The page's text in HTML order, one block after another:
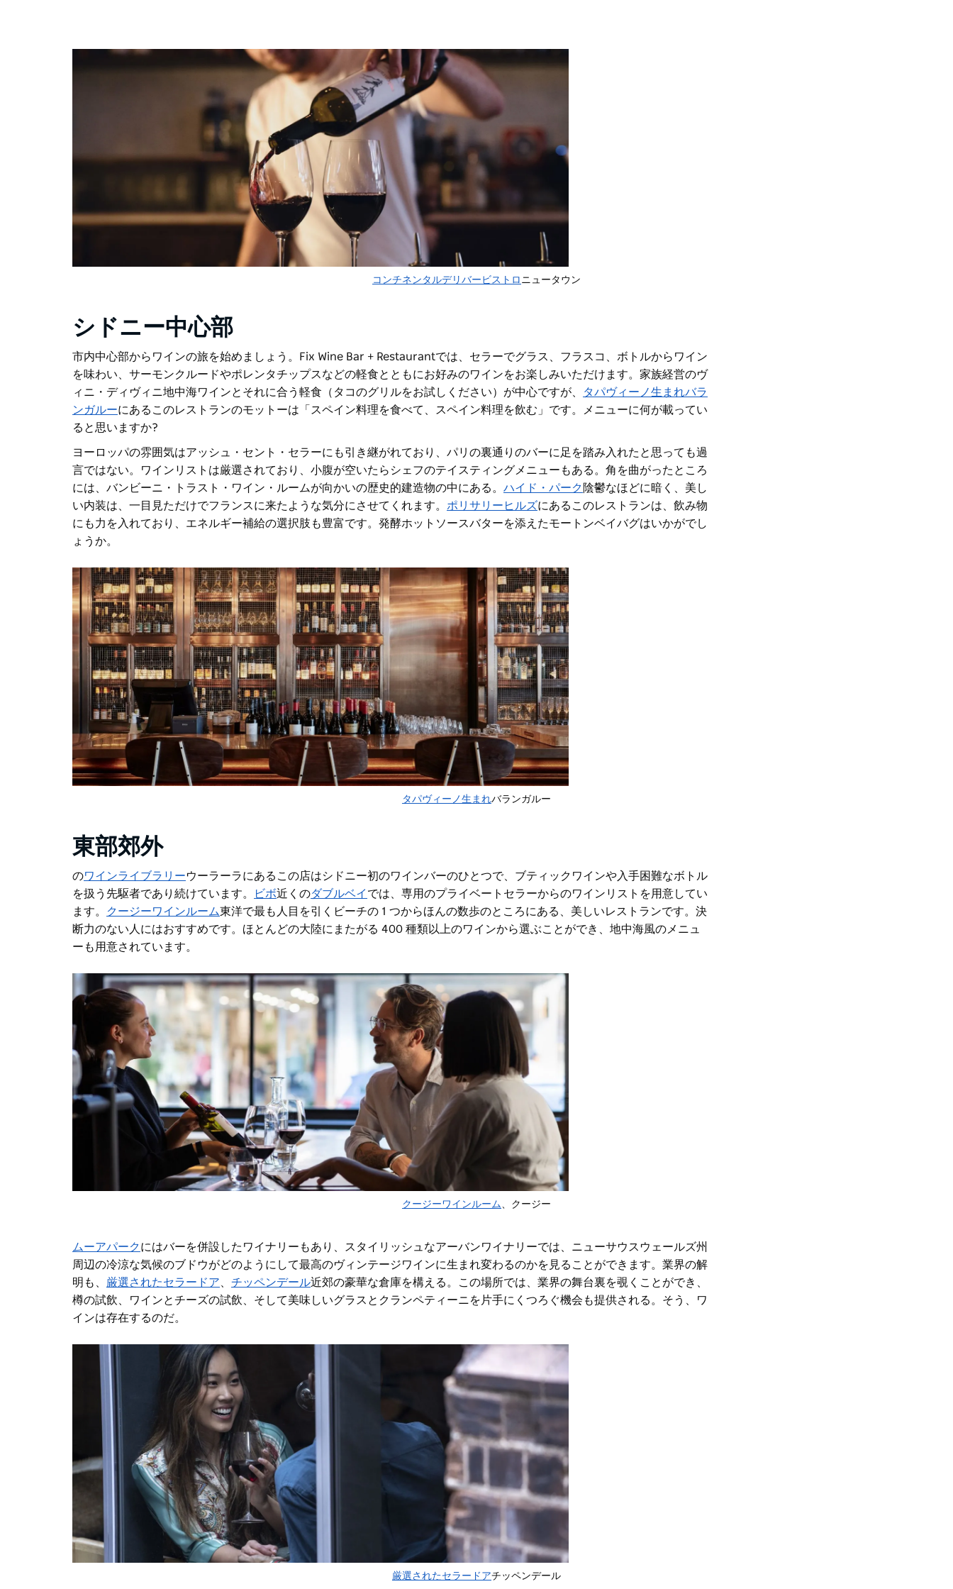
コンチネンタルデリバービストロ ニュータウン
シドニー中心部
市内中心部からワインの旅を始めましょう。Fix Wine Bar + Restaurantでは、セラーでグラス、フラスコ、ボトルからワイン
を味わい、サーモンクルードやポレンタチップスなどの軽食とともにお好みのワインをお楽しみいただけます。家族経営のヴ
ィニ・ディヴィニ地中海ワインとそれに合う軽食（タコのグリルをお試しください）が中心ですが、 タパヴィーノ生まれバラ
ンガルーにあるこのレストランのモットーは「スペイン料理を食べて、スペイン料理を飲む」です。メニューに何が載ってい
ると思いますか?
ヨーロッパの雰囲気はアッシュ・セント・セラーにも引き継がれており、パリの裏通りのバーに足を踏み入れたと思っても過
言ではない。ワインリストは厳選されており、小腹が空いたらシェフのテイスティングメニューもある。角を曲がったところ
には、バンビーニ・トラスト・ワイン・ルームが向かいの歴史的建造物の中にある。 ハイド・パーク 陰鬱なほどに暗く、美し
い内装は、一目見ただけでフランスに来たような気分にさせてくれます。 ポリ サリーヒルズにある このレストランは、飲み物
にも力を入れており、エネルギー補給の選択肢も豊富です。発酵ホットソースバターを添えたモートンベイバグはいかがでし
ょうか。
タパヴィーノ生まれバランガルー
東部郊外
のワインライブラリーウーラーラにあるこの店はシドニー初のワインバーのひとつで、ブティックワインや入手困難なボトル
を扱う先駆者であり続けています。
ビボ近くのダブルベイ では 、専用のプライベートセラーからのワインリストを用意してい
ます。
クージーワインルーム東洋で最も人目を引くビーチの 1 つからほんの数歩のところにある、美しいレストランです。決
断力のない人にはおすすめです。ほとんどの大陸にまたがる 400 種類以上のワインから選ぶことができ、地中海風のメニュ
ーも用意されています。
クージーワインルーム、クージー
ムーアパークにはバーを併設したワイナリーもあり 、スタイリッシュなアーバンワイナリーでは、ニューサウスウェールズ州
周辺の冷涼な気候のブドウがどのようにして最高のヴィンテージワインに生まれ変わるのかを見ることができます。業界の解
明も、 厳選されたセラードア、 チッペンデール近郊の豪華な倉庫を構える。この場所では、業界の舞台裏を覗くことができ、
樽の試飲、ワインとチーズの試飲、そして美味しいグラスとクランペティーニを片手にくつろぐ機会も提供される。そう、ワ
インは存在するのだ。
厳選されたセラードアチッペンデール